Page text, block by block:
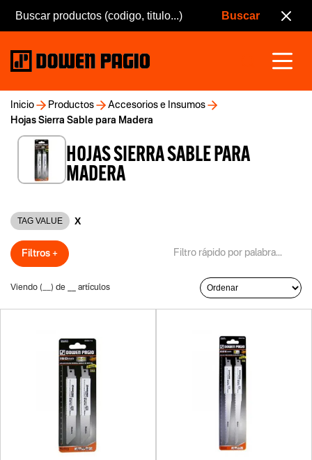
Inicio Productos
Accesorios e Insumos
Hojas Sierra Sable para Madera
HOJAS SIERRA SABLE PARA
MADERA
TAG VALUE X
Filtros +
Viendo ( ) de artículos